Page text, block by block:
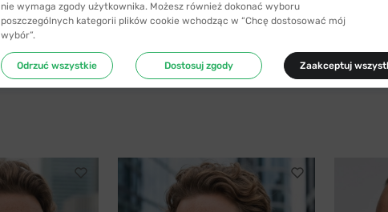
nie wymaga zgody użytkownika. Możesz również dokonać wyboru
poszczególnych kategorii plików cookie wchodząc w “Chcę dostosować mój
wybór”.
Odrzuć wszystkie Dostosuj zgody Zaakceptuj